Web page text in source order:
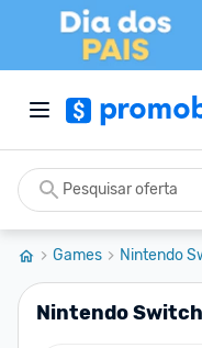
Games Nintendo
Nintendo